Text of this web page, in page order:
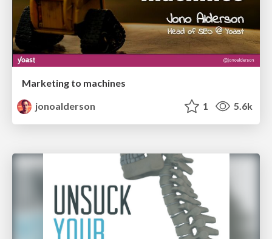
Marketing to machines
jonoalderson
1 5.6k